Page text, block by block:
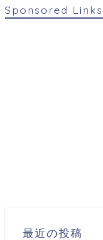
Sponsored Links
最近の投稿